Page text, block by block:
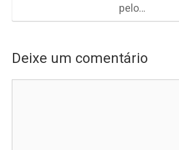
pelo…
Deixe um comentário